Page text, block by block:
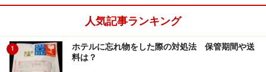
人気記事ランキング
1
ホテルに忘れ物をした際の対処法 保管期間や送
料は？